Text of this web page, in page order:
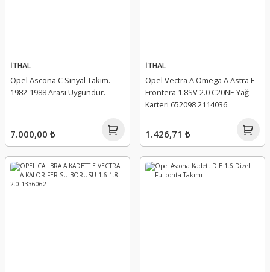
İTHAL
Opel Ascona C Sinyal Takım.
1982-1988 Arası Uygundur.
7.000,00 ₺
İTHAL
Opel Vectra A Omega A Astra F
Frontera 1.8SV 2.0 C20NE Yağ
Karteri 652098 2114036
1.426,71 ₺